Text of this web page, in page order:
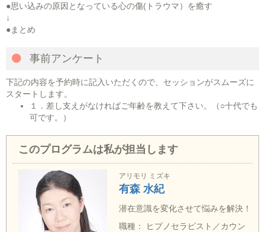
●思い込みの原因となっている心の傷(トラウマ）を癒す
↓
●まとめ
事前アンケート
下記の内容を予約時に記入いただくので、セッションがスムーズに
スタートします。
１．差し支えがなければご年齢を教えて下さい。（○十代でも
可です。）
このプログラムは私が担当します
アリモリ ミズキ
有森 水紀
潜在意識を変化させて悩みを解決！
職種： ヒプノセラピスト／カウン